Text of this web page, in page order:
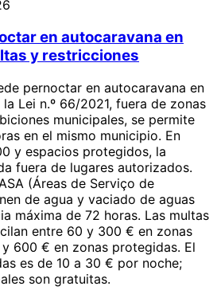
en autocaravana en
y restricciones
pernoctar en autocaravana en
Lei n.º 66/2021, fuera de zonas
municipales, se permite
en el mismo municipio. En
y espacios protegidos, la
fuera de lugares autorizados.
(Áreas de Serviço de
de agua y vaciado de aguas
máxima de 72 horas. Las multas
entre 60 y 300 € en zonas
600 € en zonas protegidas. El
es de 10 a 30 € por noche;
son gratuitas.